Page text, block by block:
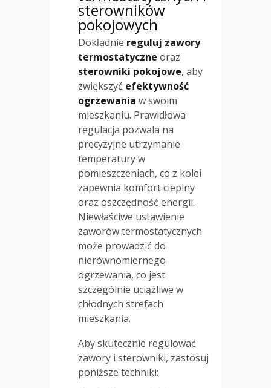
sterowników
pokojowych
Dokładnie reguluj zawory
termostatyczne oraz
sterowniki pokojowe, aby
zwiększyć efektywność
ogrzewania w swoim
mieszkaniu. Prawidłowa
regulacja pozwala na
precyzyjne utrzymanie
temperatury w
pomieszczeniach, co z kolei
zapewnia komfort cieplny
oraz oszczędność energii.
Niewłaściwe ustawienie
zaworów termostatycznych
może prowadzić do
nierównomiernego
ogrzewania, co jest
szczególnie uciążliwe w
chłodnych strefach
mieszkania.
Aby skutecznie regulować
zawory i sterowniki, zastosuj
poniższe techniki: